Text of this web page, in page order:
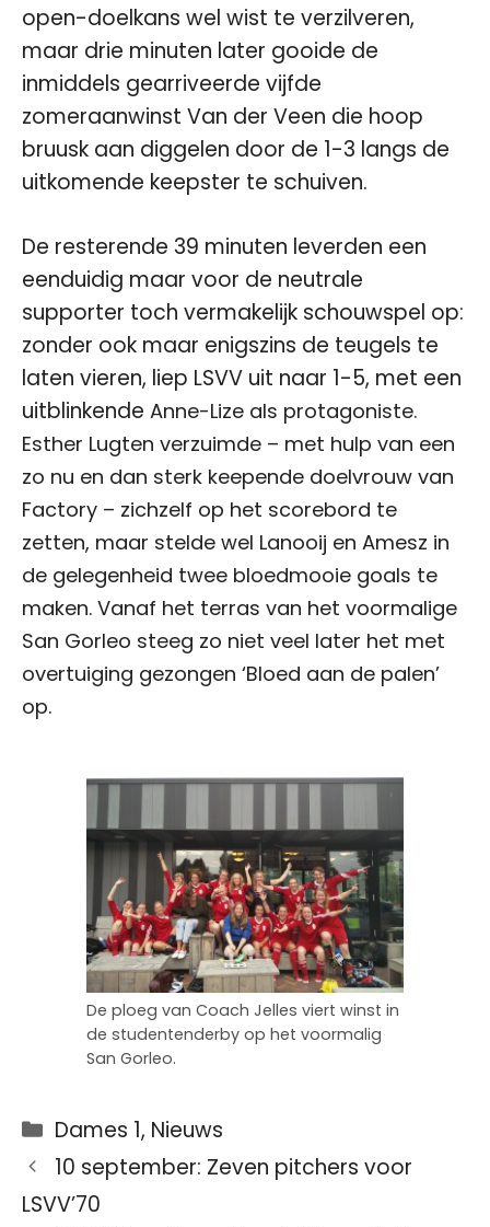
open-doelkans wel wist te verzilveren,
maar drie minuten later gooide de
inmiddels gearriveerde vijfde
zomeraanwinst Van der Veen die hoop
bruusk aan diggelen door de 1-3 langs de
uitkomende keepster te schuiven.
De resterende 39 minuten leverden een
eenduidig maar voor de neutrale
supporter toch vermakelijk schouwspel op:
zonder ook maar enigszins de teugels te
laten vieren, liep LSVV uit naar 1-5, met een
uitblinkende Anne-Lize als protagoniste.
Esther Lugten verzuimde – met hulp van een
zo nu en dan sterk keepende doelvrouw van
Factory – zichzelf op het scorebord te
zetten, maar stelde wel Lanooij en Amesz in
de gelegenheid twee bloedmooie goals te
maken. Vanaf het terras van het voormalige
San Gorleo steeg zo niet veel later het met
overtuiging gezongen ‘Bloed aan de palen’
op.
De ploeg van Coach Jelles viert winst in
de studentenderby op het voormalig
San Gorleo.
Categorieën
Dames 1, Nieuws
10 september: Zeven pitchers voor
LSVV’70